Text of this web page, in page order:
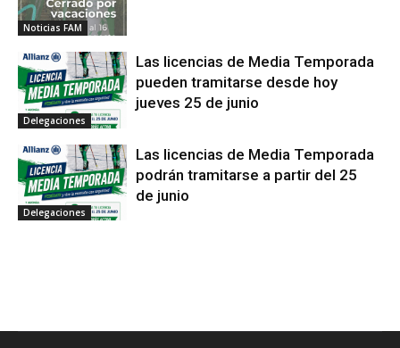
Noticias FAM
Delegaciones
Las licencias de Media Temporada
pueden tramitarse desde hoy
jueves 25 de junio
Delegaciones
Las licencias de Media Temporada
podrán tramitarse a partir del 25
de junio